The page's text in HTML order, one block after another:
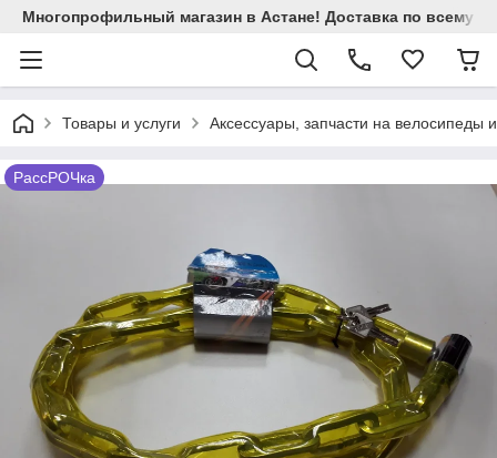
Многопрофильный магазин в Астане! Доставка по всему
Товары и услуги Аксессуары, запчасти на велосипеды
РассРОЧка